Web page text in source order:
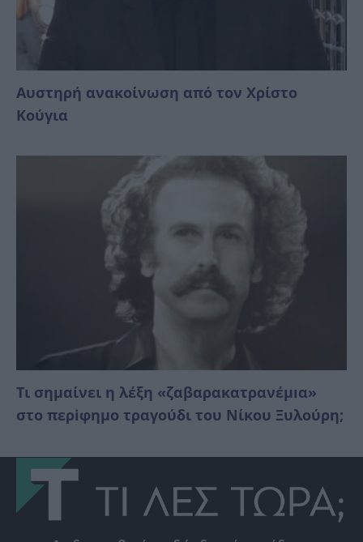
Αυστηρή ανακοίνωση από τον Χρίστο
Κούγια
Τι σημαίνει η λέξη «ζαβαρακατρανέμıα»
στο περiφημο τραγούδι του Νίκου Ξυλούρη;